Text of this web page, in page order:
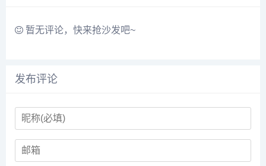
种能力。...
暂无评论，快来抢沙发吧~
发布评论